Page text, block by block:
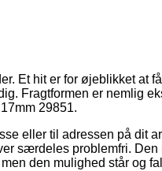
Et hit er for øjeblikket at
Fragtformen er nemlig
29851.
eller til adressen på dit
særdeles problemfri.
den mulighed står og